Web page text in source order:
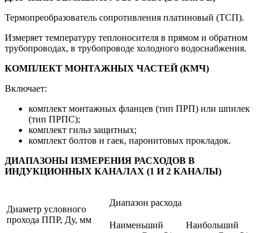
Термопреобразователь сопротивления платиновый (ТСП).
Измеряет температуру теплоносителя в прямом и обратном
трубопроводах, в трубопроводе холодного водоснабжения.
КОМПЛЕКТ МОНТАЖНЫХ ЧАСТЕЙ (КМЧ)
Включает:
комплект монтажных фланцев (тип ПРП) или шпилек
(тип ПРПС);
комплект гильз защитных;
комплект болтов и гаек, паронитовых прокладок.
ДИАПАЗОНЫ ИЗМЕРЕНИЯ РАСХОДОВ В
ИНДУКЦИОННЫХ КАНАЛАХ (1 И 2 КАНАЛЫ)
Диаметр условного
прохода ППР, Ду, мм
Диапазон расхода
Наименьший
Наибольший